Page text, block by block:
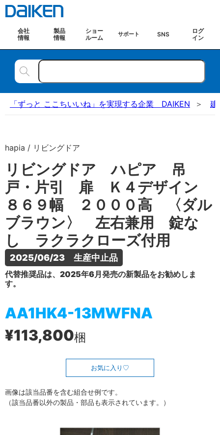
会社
情報
製品
情報
ショー
ルーム
サポート SNS
ログ
イン
「ずっと ここちいいね」を実現する企業 DAIKEN 建
hapia / リビングドア
リビングドア ハピア 吊
戸・片引 扉 Ｋ４デザイン
８６９幅 ２０００高 〈ダル
ブラウン〉 左右兼用 錠な
し ラクラクローズ付用
2025/06/23　生産中止品
代替推奨品は、2025年6月発売の新製品をお勧めしま
す。
AA1HK4-13MWFNA
¥113,800梱
お気に入り
画像は該当品番を含む組合せ例です。
（該当品番以外の製品・部品も表示されています。）